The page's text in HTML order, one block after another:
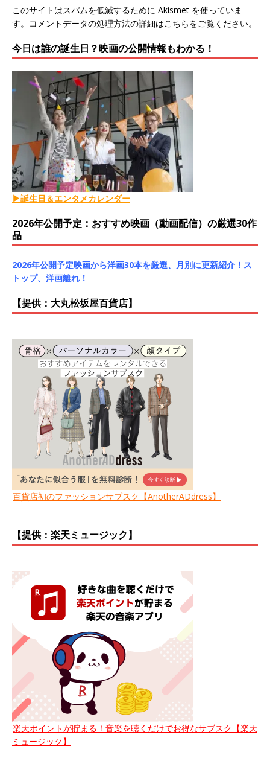
このサイトはスパムを低減するために Akismet を使っていま
す。 コメントデータの処理方法の詳細はこちらをご覧ください。
今日は誰の誕生日？映画の公開情報もわかる！
▶誕生日＆エンタメカレンダー
2026年公開予定：おすすめ映画（動画配信）の厳選30作
品
2026年公開予定映画から洋画30本を厳選、月別に更新紹介！ス
トップ、洋画離れ！
【提供：大丸松坂屋百貨店】
百貨店初のファッションサブスク【AnotherADdress】
【提供：楽天ミュージック】
楽天ポイントが貯まる！音楽を聴くだけでお得なサブスク【楽天
ミュージック】